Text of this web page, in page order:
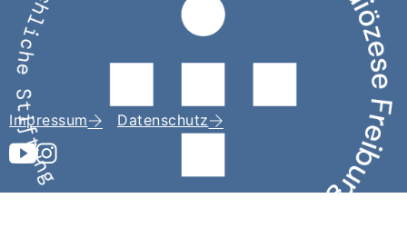
Impressum Datenschutz